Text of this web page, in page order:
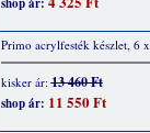
Primo acrylfesték készlet, 6
kisker ár:13 460 Ft
shop ár: 11 550 Ft